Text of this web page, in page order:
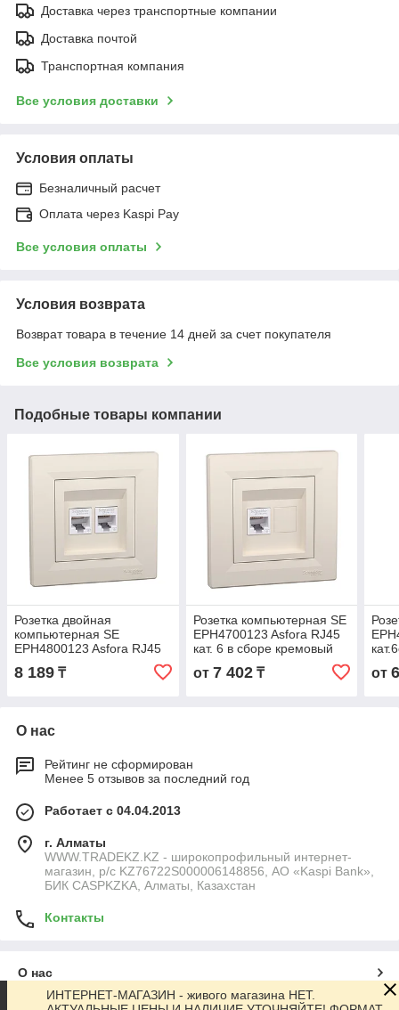
Доставка через транспортные компании
Доставка почтой
Транспортная компания
Все условия доставки
Условия оплаты
Безналичный расчет
Оплата через Kaspi Pay
Все условия оплаты
Условия возврата
Возврат товара в течение 14 дней за счет покупателя
Все условия возврата
Подобные товары компании
Розетка двойная
компьютерная SE
EPH4800123 Asfora RJ45
кат. 6 в сборе кремовый
8 189 ₸
Розетка компьютерная SE
EPH4700123 Asfora RJ45
кат. 6 в сборе кремовый
от 7 402₸ от
О нас
Рейтинг не сформирован
Менее 5 отзывов за последний год
Работает с 04.04.2013
г. Алматы
WWW.TRADEKZ.KZ - широкопрофильный интернет-
магазин, р/с KZ76722S000006148856, АО «Kaspi Bank»,
БИК CASPKZKA, Алматы, Казахстан
Контакты
О нас
ИНТЕРНЕТ-МАГАЗИН - живого магазина НЕТ.